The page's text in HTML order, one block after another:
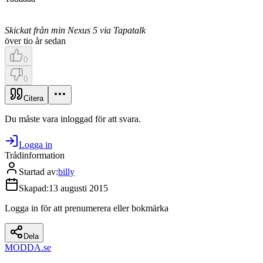
Skickat från min Nexus 5 via Tapatalk
över tio år sedan
0
0
Citera
Du måste vara inloggad för att svara.
Logga in
Trådinformation
Startad av:billy
Skapad:13 augusti 2015
Logga in för att prenumerera eller bokmärka
Dela
MODDA.se